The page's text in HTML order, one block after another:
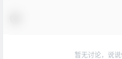
暂无讨论，说